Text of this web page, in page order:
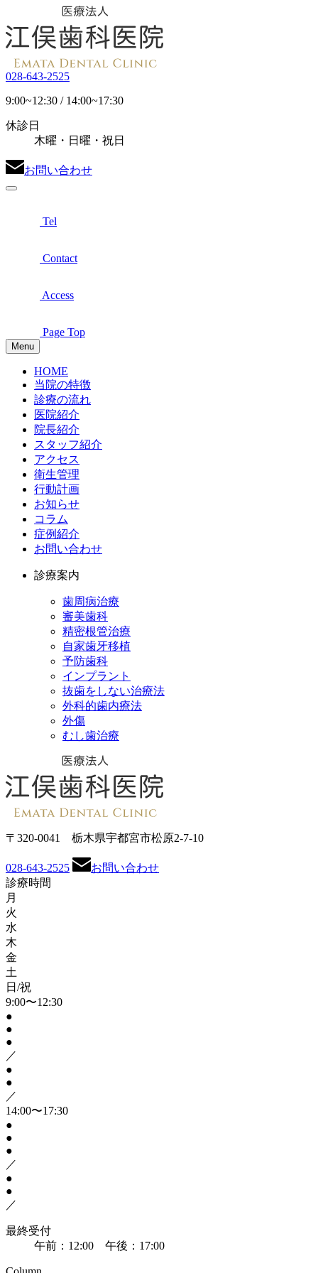
028-643-2525
9:00~12:30 / 14:00~17:30
休診日
木曜・日曜・祝日
お問い合わせ
Tel
Contact
Access
Page Top
Menu
HOME
当院の特徴
診療の流れ
医院紹介
院長紹介
スタッフ紹介
アクセス
衛生管理
行動計画
お知らせ
コラム
症例紹介
お問い合わせ
診療案内
歯周病治療
審美歯科
精密根管治療
自家歯牙移植
予防歯科
インプラント
抜歯をしない治療法
外科的歯内療法
外傷
むし歯治療
〒320-0041 栃木県宇都宮市松原2-7-10
028-643-2525
お問い合わせ
診療時間
月
火
水
木
金
土
日/祝
9:00〜12:30
●
●
●
／
●
●
／
14:00〜17:30
●
●
●
／
●
●
／
最終受付
午前：12:00 午後：17:00